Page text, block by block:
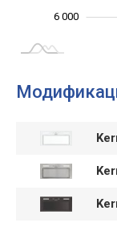
6 000